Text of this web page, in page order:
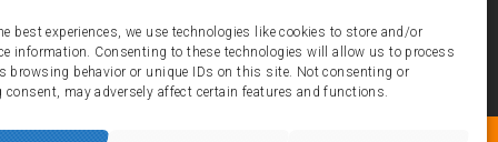
best experiences, we use technologies like cookies to store and/or
information. Consenting to these technologies will allow us to process
browsing behavior or unique IDs on this site. Not consenting or
may adversely affect certain features and functions.